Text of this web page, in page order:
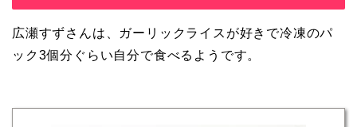
広瀬すずさんは、ガーリックライスが好きで冷凍のパ
ック3個分ぐらい自分で食べるようです。